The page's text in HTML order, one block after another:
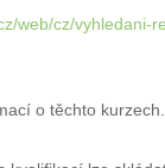
web/cz/vyhledani-
o těchto kurzech.